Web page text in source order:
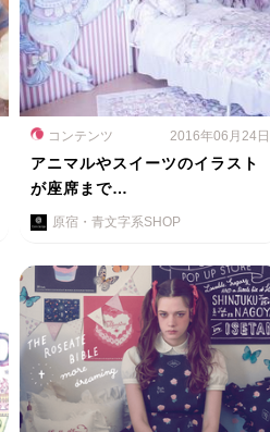
コンテンツ 2016年06月24日
アニマルやスイーツのイラスト
が座席まで…
原宿・青文字系SHOP